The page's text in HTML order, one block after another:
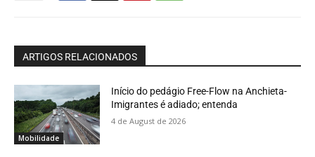
ARTIGOS RELACIONADOS
Mobilidade
Início do pedágio Free-Flow na Anchieta-
Imigrantes é adiado; entenda
4 de August de 2026